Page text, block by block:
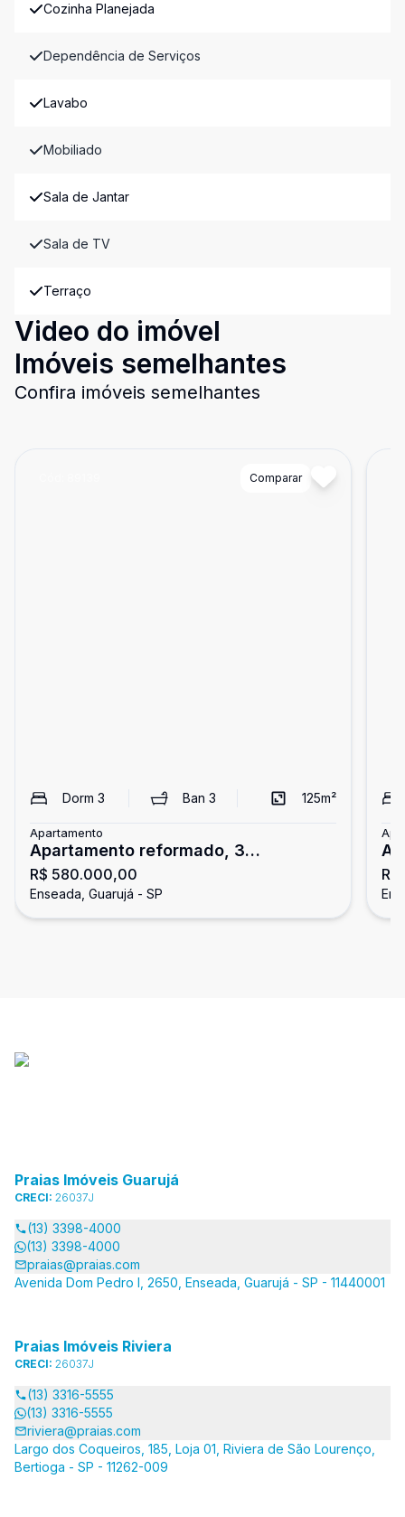
Cozinha Planejada
Dependência de Serviços
Lavabo
Mobiliado
Sala de Jantar
Sala de TV
Terraço
Video do imóvel
Imóveis semelhantes
Confira imóveis semelhantes
Comparar
Dorm 3 Ban3 125m²
Apartamento
Apartamento reformado, 3
dormitórios, Enseada, Guarujá
R$ 580.000,00
Enseada, Guarujá - SP
Praias Imóveis Guarujá
CRECI: 26037J
(13) 3398-4000
(13) 3398-4000
praias@praias.com
Avenida Dom Pedro I, 2650, Enseada, Guarujá - SP - 11440001
Praias Imóveis Riviera
CRECI: 26037J
(13) 3316-5555
(13) 3316-5555
riviera@praias.com
Largo dos Coqueiros, 185, Loja 01, Riviera de São Lourenço,
Bertioga - SP - 11262-009